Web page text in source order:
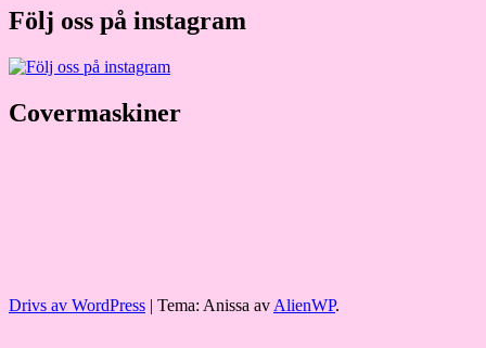
Följ oss på instagram
Covermaskiner
Drivs av WordPress Tema: Anissa avAlienWP.